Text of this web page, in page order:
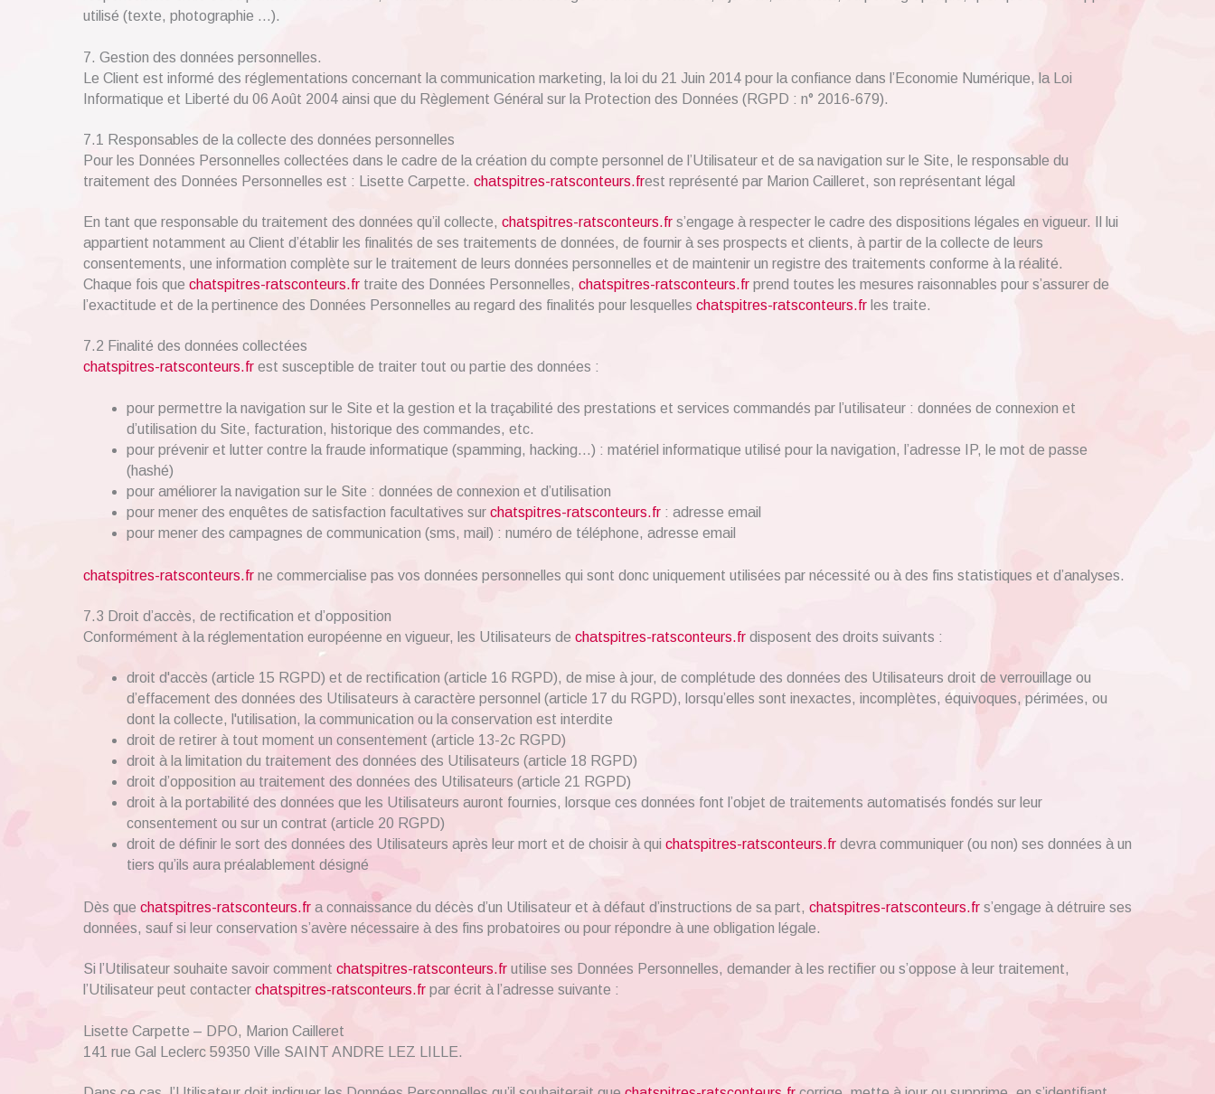
utilisé (texte, photographie …).
7. Gestion des données personnelles.
Le Client est informé des réglementations concernant la communication marketing, la loi du 21 Juin 2014 pour la confiance dans l’Economie Numérique, la Loi
Informatique et Liberté du 06 Août 2004 ainsi que du Règlement Général sur la Protection des Données (RGPD : n° 2016-679).
7.1 Responsables de la collecte des données personnelles
Pour les Données Personnelles collectées dans le cadre de la création du compte personnel de l’Utilisateur et de sa navigation sur le Site, le responsable du
traitement des Données Personnelles est : Lisette Carpette. chatspitres-ratsconteurs.frest représenté par Marion Cailleret, son représentant légal
En tant que responsable du traitement des données qu’il collecte, chatspitres-ratsconteurs.fr s’engage à respecter le cadre des dispositions légales en vigueur. Il lui
appartient notamment au Client d’établir les finalités de ses traitements de données, de fournir à ses prospects et clients, à partir de la collecte de leurs
consentements, une information complète sur le traitement de leurs données personnelles et de maintenir un registre des traitements conforme à la réalité.
Chaque fois que chatspitres-ratsconteurs.fr traite des Données Personnelles, chatspitres-ratsconteurs.fr prend toutes les mesures raisonnables pour s’assurer de
l’exactitude et de la pertinence des Données Personnelles au regard des finalités pour lesquelles chatspitres-ratsconteurs.fr les traite.
7.2 Finalité des données collectées
chatspitres-ratsconteurs.fr est susceptible de traiter tout ou partie des données :
pour permettre la navigation sur le Site et la gestion et la traçabilité des prestations et services commandés par l’utilisateur : données de connexion et
d’utilisation du Site, facturation, historique des commandes, etc.
pour prévenir et lutter contre la fraude informatique (spamming, hacking…) : matériel informatique utilisé pour la navigation, l’adresse IP, le mot de passe
(hashé)
pour améliorer la navigation sur le Site : données de connexion et d’utilisation
pour mener des enquêtes de satisfaction facultatives sur chatspitres-ratsconteurs.fr : adresse email
pour mener des campagnes de communication (sms, mail) : numéro de téléphone, adresse email
chatspitres-ratsconteurs.fr ne commercialise pas vos données personnelles qui sont donc uniquement utilisées par nécessité ou à des fins statistiques et d’analyses.
7.3 Droit d’accès, de rectification et d’opposition
Conformément à la réglementation européenne en vigueur, les Utilisateurs de chatspitres-ratsconteurs.fr disposent des droits suivants :
droit d'accès (article 15 RGPD) et de rectification (article 16 RGPD), de mise à jour, de complétude des données des Utilisateurs droit de verrouillage ou
d’effacement des données des Utilisateurs à caractère personnel (article 17 du RGPD), lorsqu’elles sont inexactes, incomplètes, équivoques, périmées, ou
dont la collecte, l'utilisation, la communication ou la conservation est interdite
droit de retirer à tout moment un consentement (article 13-2c RGPD)
droit à la limitation du traitement des données des Utilisateurs (article 18 RGPD)
droit d’opposition au traitement des données des Utilisateurs (article 21 RGPD)
droit à la portabilité des données que les Utilisateurs auront fournies, lorsque ces données font l’objet de traitements automatisés fondés sur leur
consentement ou sur un contrat (article 20 RGPD)
droit de définir le sort des données des Utilisateurs après leur mort et de choisir à qui chatspitres-ratsconteurs.fr devra communiquer (ou non) ses données à un
tiers qu’ils aura préalablement désigné
Dès que chatspitres-ratsconteurs.fr a connaissance du décès d’un Utilisateur et à défaut d’instructions de sa part, chatspitres-ratsconteurs.fr s’engage à détruire ses
données, sauf si leur conservation s’avère nécessaire à des fins probatoires ou pour répondre à une obligation légale.
Si l’Utilisateur souhaite savoir comment chatspitres-ratsconteurs.fr utilise ses Données Personnelles, demander à les rectifier ou s’oppose à leur traitement,
l’Utilisateur peut contacter chatspitres-ratsconteurs.fr par écrit à l’adresse suivante :
Lisette Carpette – DPO, Marion Cailleret
141 rue Gal Leclerc 59350 Ville SAINT ANDRE LEZ LILLE.